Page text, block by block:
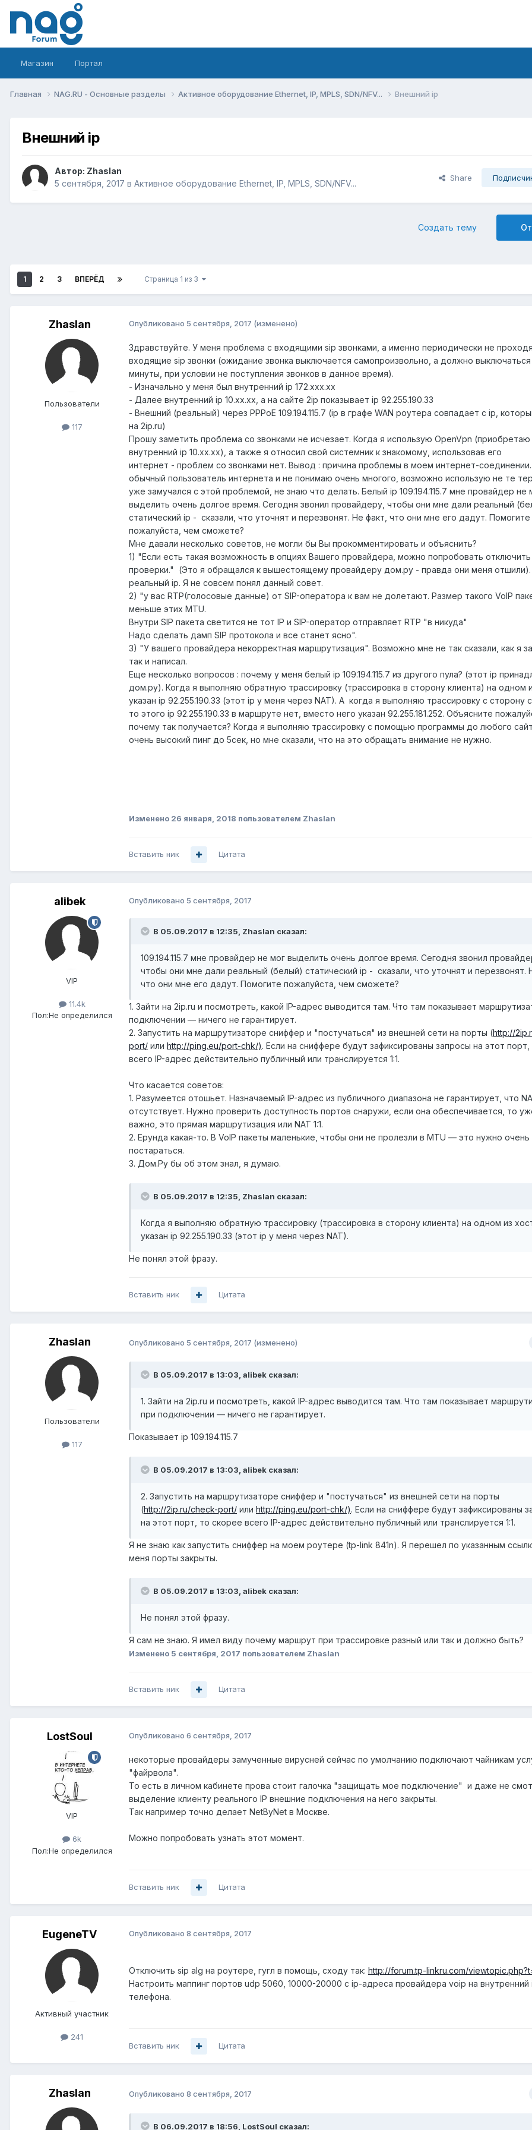
Магазин Портал
Главная NAG.RU - Основные разделы Активное оборудование Ethernet, IP, MPLS, SDN/NFV... Внешний ip
Внешний ip
Автор: Zhaslan
5 сентября, 2017 в Активное оборудование Ethernet, IP, MPLS, SDN/NFV...
Share
Создать тему
1 2 3 ВПЕРЁД Страница 1 из 3
Zhaslan
Пользователи
117
Опубликовано 5 сентября, 2017 (изменено)
Здравствуйте. У меня проблема с входящими sip звонками, а именно периодически не
входящие sip звонки (ожидание звонка выключается самопроизвольно, а должно выключаться
минуты, при условии не поступления звонков в данное время).
- Изначально у меня был внутренний ip 172.ххх.хх
- Далее внутренний ip 10.хх.хх, а на сайте 2ip показывает ip 92.255.190.33
- Внешний (реальный) через PPPoE 109.194.115.7 (ip в графе WAN роутера совпадает с ip,
на 2ip.ru)
Прошу заметить проблема со звонками не исчезает. Когда я использую OpenVpn (приобретаю
внутренний ip 10.хх.хх), а также я относил свой системник к знакомому, использовав его
интернет - проблем со звонками нет. Вывод : причина проблемы в моем интернет-
обычный пользователь интернета и не понимаю очень многого, возможно использую не те
уже замучался с этой проблемой, не знаю что делать. Белый ip 109.194.115.7 мне провайдер не
выделить очень долгое время. Сегодня звонил провайдеру, чтобы они мне дали реальный
статический ip - сказали, что уточнят и перезвонят. Не факт, что они мне его дадут. Помогите
пожалуйста, чем сможете?
Мне давали несколько советов, не могли бы Вы прокомментировать и объяснить?
1) "Если есть такая возможность в опциях Вашего провайдера, можно попробовать отключить
проверки." (Это я обращался к вышестоящему провайдеру дом.ру - правда они меня
реальный ip. Я не совсем понял данный совет.
2) "у вас RTP(голосовые данные) от SIP-оператора к вам не долетают. Размер такого VoIP
меньше этих MTU.
Внутри SIP пакета светится не тот IP и SIP-оператор отправляет RTP "в никуда"
Надо сделать дамп SIP протокола и все станет ясно".
3) "У вашего провайдера некорректная маршрутизация". Возможно мне не так сказали, как я
так и написал.
Еще несколько вопросов : почему у меня белый ip 109.194.115.7 из другого пула? (этот ip
дом.ру). Когда я выполняю обратную трассировку (трассировка в сторону клиента) на одном
указан ip 92.255.190.33 (этот ip у меня через NAT). А когда я выполняю трассировку с сторону
то этого ip 92.255.190.33 в маршруте нет, вместо него указан 92.255.181.252. Объясните
почему так получается? Когда я выполняю трассировку с помощью программы до любого
очень высокий пинг до 5сек, но мне сказали, что на это обращать внимание не нужно.
Изменено 26 января, 2018 пользователем Zhaslan
Вставить ник Цитата
alibek
VIP
11.4k
Пол:Не определился
Опубликовано 5 сентября, 2017
В 05.09.2017 в 12:35, Zhaslan сказал:
109.194.115.7 мне провайдер не мог выделить очень долгое время. Сегодня звонил
чтобы они мне дали реальный (белый) статический ip - сказали, что уточнят и перезвонят.
что они мне его дадут. Помогите пожалуйста, чем сможете?
1. Зайти на 2ip.ru и посмотреть, какой IP-адрес выводится там. Что там показывает
подключении — ничего не гарантирует.
2. Запустить на маршрутизаторе сниффер и "постучаться" из внешней сети на порты (http://
port/ или http://ping.eu/port-chk/). Если на сниффере будут зафиксированы запросы на этот
всего IP-адрес действительно публичный или транслируется 1:1.
Что касается советов:
1. Разумеется отошьет. Назначаемый IP-адрес из публичного диапазона не гарантирует, что
отсутствует. Нужно проверить доступность портов снаружи, если она обеспечивается, то
важно, это прямая маршрутизация или NAT 1:1.
2. Ерунда какая-то. В VoIP пакеты маленькие, чтобы они не пролезли в MTU — это нужно очень
постараться.
3. Дом.Ру бы об этом знал, я думаю.
В 05.09.2017 в 12:35, Zhaslan сказал:
Когда я выполняю обратную трассировку (трассировка в сторону клиента) на одном из
указан ip 92.255.190.33 (этот ip у меня через NAT).
Не понял этой фразу.
Вставить ник Цитата
Zhaslan
Пользователи
117
Опубликовано 5 сентября, 2017 (изменено)
В 05.09.2017 в 13:03, alibek сказал:
1. Зайти на 2ip.ru и посмотреть, какой IP-адрес выводится там. Что там показывает
при подключении — ничего не гарантирует.
Показывает ip 109.194.115.7
В 05.09.2017 в 13:03, alibek сказал:
2. Запустить на маршрутизаторе сниффер и "постучаться" из внешней сети на порты
(http://2ip.ru/check-port/ или http://ping.eu/port-chk/). Если на сниффере будут зафиксированы
на этот порт, то скорее всего IP-адрес действительно публичный или транслируется 1:1.
Я не знаю как запустить сниффер на моем роутере (tp-link 841n). Я перешел по указанным
меня порты закрыты.
В 05.09.2017 в 13:03, alibek сказал:
Не понял этой фразу.
Я сам не знаю. Я имел виду почему маршрут при трассировке разный или так и должно быть?
Изменено 5 сентября, 2017 пользователем Zhaslan
Вставить ник Цитата
LostSoul
VIP
6k
Пол:Не определился
Опубликовано 6 сентября, 2017
некоторые провайдеры замученные вирусней сейчас по умолчанию подключают чайникам
"файрвола".
То есть в личном кабинете прова стоит галочка "защищать мое подключение" и даже не
выделение клиенту реального IP внешние подключения на него закрыты.
Так например точно делает NetByNet в Москве.
Можно попробовать узнать этот момент.
Вставить ник Цитата
EugeneTV
Активный участник
241
Опубликовано 8 сентября, 2017
Отключить sip alg на роутере, гугл в помощь, сходу так: http://forum.tp-linkru.com/
Настроить маппинг портов udp 5060, 10000-20000 с ip-адреса провайдера voip на
телефона.
Вставить ник Цитата
Zhaslan Опубликовано 8 сентября, 2017
В 06.09.2017 в 18:56, LostSoul сказал: